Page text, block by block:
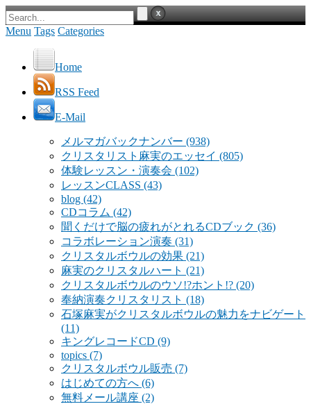
Menu Tags Categories
Home
RSS Feed
E-Mail
メルマガバックナンバー (938)
クリスタリスト麻実のエッセイ (805)
体験レッスン・演奏会 (102)
レッスンCLASS (43)
blog (42)
CDコラム (42)
聞くだけで脳の疲れがとれるCDブック (36)
コラボレーション演奏 (31)
クリスタルボウルの効果 (21)
麻実のクリスタルハート (21)
クリスタルボウルのウソ!?ホント!? (20)
奉納演奏クリスタリスト (18)
石塚麻実がクリスタルボウルの魅力をナビゲート
(11)
キングレコードCD (9)
topics (7)
クリスタルボウル販売 (7)
はじめての方へ (6)
無料メール講座 (2)